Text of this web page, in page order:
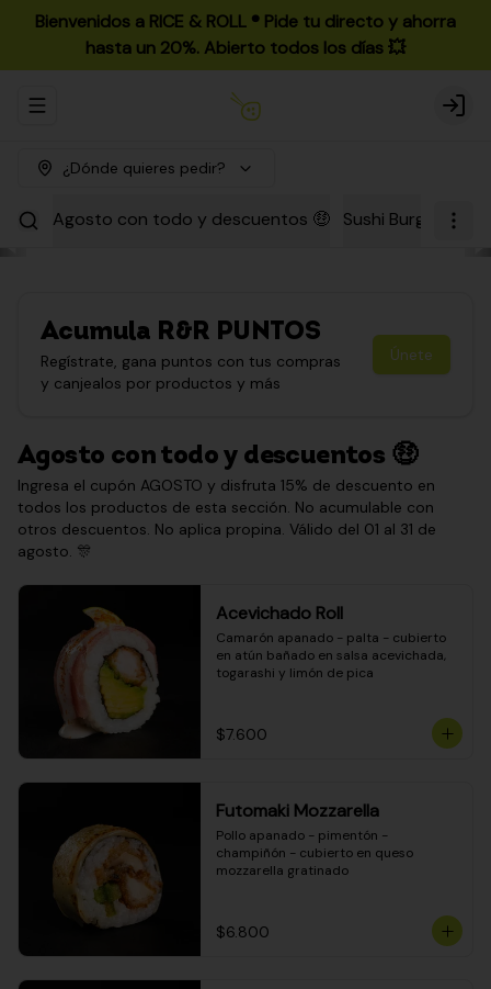
Bienvenidos a RICE & ROLL ®️ Pide tu directo y ahorra
hasta un 20%. Abierto todos los días 💥
Abrir menu de navegación Login
¿Dónde quieres pedir?
Agosto con todo y descuentos 🤑 Sushi Burgers
Acumula R&R PUNTOS
Regístrate, gana puntos con tus compras
y canjealos por productos y más
Únete
Agosto con todo y descuentos 🤑
Ingresa el cupón AGOSTO y disfruta 15% de descuento en
todos los productos de esta sección. No acumulable con
otros descuentos. No aplica propina. Válido del 01 al 31 de
agosto. 🎊
Acevichado Roll
Camarón apanado - palta - cubierto
en atún bañado en salsa acevichada,
togarashi y limón de pica
$7.600
Futomaki Mozzarella
Pollo apanado - pimentón -
champiñón - cubierto en queso
mozzarella gratinado
$6.800